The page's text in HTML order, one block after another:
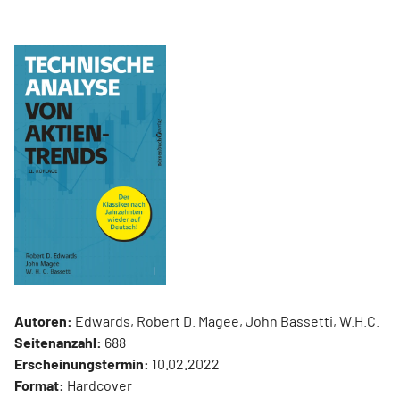
Autoren: Edwards, Robert D. Magee, John Bassetti, W.H.C.
Seitenanzahl: 688
Erscheinungstermin: 10.02.2022
Format: Hardcover